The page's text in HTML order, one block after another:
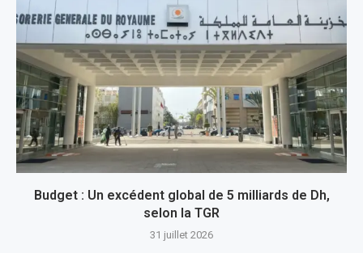
Budget : Un excédent global de 5 milliards de Dh,
selon la TGR
31 juillet 2026